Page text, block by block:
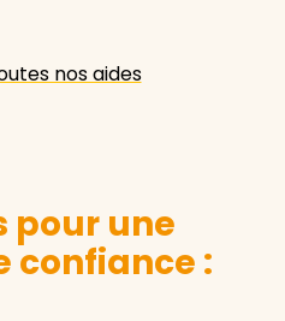
nos aides
pour une
confiance :